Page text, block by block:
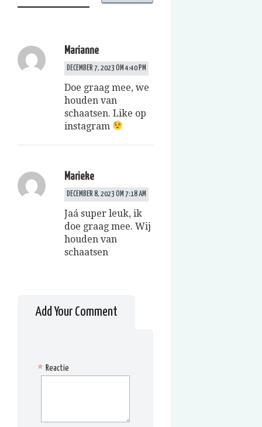
Marianne
DECEMBER 7, 2023 OM 4:40 PM
Doe graag mee, we
houden van
schaatsen. Like op
instagram
Marieke
DECEMBER 8, 2023 OM 7:18 AM
Jaá super leuk, ik
doe graag mee. Wij
houden van
schaatsen
Add Your Comment
Reactie
*